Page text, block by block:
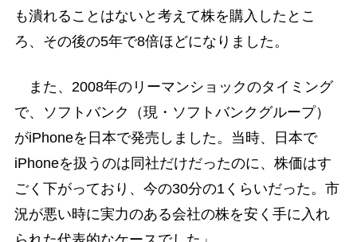
も潰れることはないと考えて株を購入したとこ
ろ、その後の5年で8倍ほどになりました。
また、2008年のリーマンショックのタイミング
で、ソフトバンク（現・ソフトバンクグループ）
がiPhoneを日本で発売しました。当時、日本で
iPhoneを扱うのは同社だけだったのに、株価はす
ごく下がっており、今の30分の1くらいだった。市
況が悪い時に実力のある会社の株を安く手に入れ